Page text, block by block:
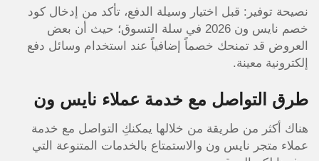
نصيحة توفير: قبل اختيار وسيلة الدفع، تأكد من إدخال كود
خصم نايس ون 2026 في سلة التسوق؛ حيث أن بعض
العروض قد تمنحك خصماً إضافياً عند استخدام وسائل دفع
إلكترونية معينة.
طرق التواصل مع خدمة عملاء نايس ون
هناك أكثر من طريقة من خلالها يمكنكِ التواصل مع خدمة
عملاء متجر نايس ون والاستمتاع بالخدمات المتنوعة التي